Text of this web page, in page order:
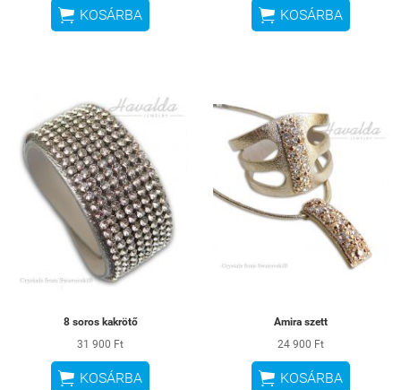
 KOSÁRBA  KOSÁRBA
8 soros kakrötő
31 900 Ft
 KOSÁRBA
Amira szett
24 900 Ft
 KOSÁRBA